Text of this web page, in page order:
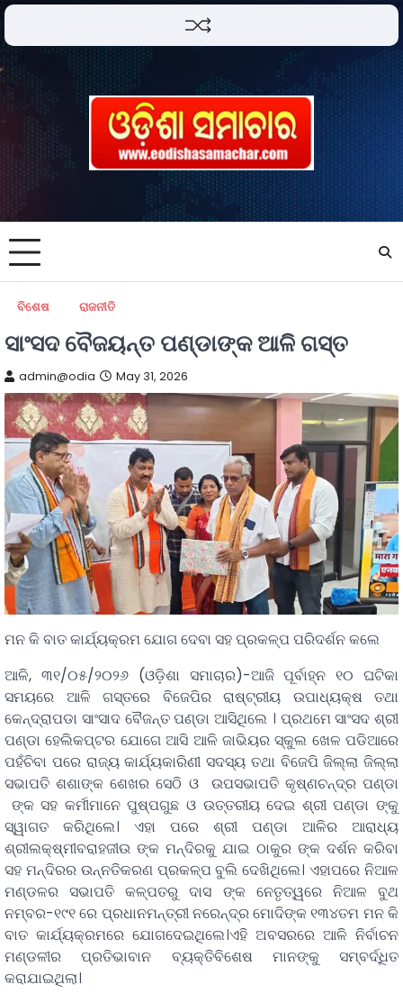
ବିଶେଷ ରାଜନୀତି
ସାଂସଦ ବୈଜୟନ୍ତ ପଣ୍ଡାଙ୍କ ଆଳି ଗସ୍ତ
admin@odia May 31, 2026
ମନ କି ବାତ କାର୍ଯ୍ୟକ୍ରମ ଯୋଗ ଦେବା ସହ ପ୍ରକଳ୍ପ ପରିଦର୍ଶନ କଲେ
ଆଳି, ୩୧/୦୫/୨୦୨୬ (ଓଡ଼ିଶା ସମାଚାର)-ଆଜି ପୂର୍ବାହ୍ନ ୧୦ ଘଟିକା
ସମୟରେ ଆଳି ଗସ୍ତରେ ବିଜେପିର ରାଷ୍ଟ୍ରୀୟ ଉପାଧ୍ୟକ୍ଷ ତଥା
କେନ୍ଦ୍ରାପଡା ସାଂସାଦ ବୈଜନ୍ତ ପଣ୍ଡା ଆସିଥିଲେ । ପ୍ରଥମେ ସାଂସଦ ଶ୍ରୀ
ପଣ୍ଡା ହେଲିକପ୍ଟର ଯୋଗେ ଆସି ଆଳି ଜାଭିୟର ସ୍କୁଲ ଖେଳ ପଡିଆରେ
ପହଁଚିବା ପରେ ରାଜ୍ୟ କାର୍ଯ୍ୟକାରିଣୀ ସଦସ୍ୟ ତଥା ବିଜେପି ଜିଲ୍ଲା ଜିଲ୍ଲା
ସଭାପତି ଶଶାଙ୍କ ଶେଖର ସେଠି ଓ ଉପସଭାପତି କୃଷ୍ଣଚନ୍ଦ୍ର ପଣ୍ଡା
ଙ୍କ ସହ କର୍ମୀମାନେ ପୁଷ୍ପଗୁଛ ଓ ଉତ୍ତରୀୟ ଦେଇ ଶ୍ରୀ ପଣ୍ଡା ଙ୍କୁ
ସ୍ୱାଗତ କରିଥିଲେ। ଏହା ପରେ ଶ୍ରୀ ପଣ୍ଡା ଆଳିର ଆରାଧ୍ୟ
ଶ୍ରୀଲକ୍ଷ୍ମୀବରାହଜୀଉ ଙ୍କ ମନ୍ଦିରକୁ ଯାଇ ଠାକୁର ଙ୍କ ଦର୍ଶନ କରିବା
ସହ ମନ୍ଦିରର ଉନ୍ନତିକରଣ ପ୍ରକଳ୍ପ ବୁଲି ଦେଖିଥିଲେ। ଏହାପରେ ନିଆଳ
ମଣ୍ଡଳର ସଭାପତି କଳ୍ପତରୁ ଦାସ ଙ୍କ ନେତୃତ୍ୱରେ ନିଆଳ ବୁଥ
ନମ୍ବର-୧୯୧ ରେ ପ୍ରଧାନମନ୍ତ୍ରୀ ନରେନ୍ଦ୍ର ମୋଦିଙ୍କ ୧୩୪ତମ ମନ କି
ବାତ କାର୍ଯ୍ୟକ୍ରମରେ ଯୋଗଦେଇଥିଲେ।ଏହି ଅବସରରେ ଆଳି ନିର୍ବାଚନ
ମଣ୍ଡଳୀର ପ୍ରତିଭାବାନ ବ୍ୟକ୍ତିବିଶେଷ ମାନଙ୍କୁ ସମ୍ବର୍ଦ୍ଧିତ
କରାଯାଇଥିଲା।